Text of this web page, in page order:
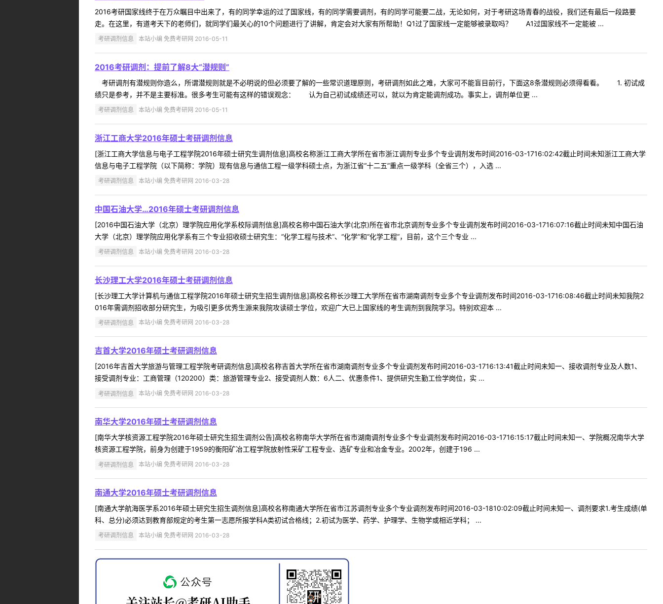
2016考研国家线终于在万众瞩目中出来了，有的同学幸运的过了国家线，有的同学需要调剂，有的同学可能要二战，无论如何，对于考研这场青春的战役，我们还有最后一段路要
走。在这里，有道考天下的老师们，就同学们最关心的10个问题进行了讲解，肯定会对大家有所帮助！Q1过了国家线一定能够被录取吗？ A1过国家线不一定能被 ...
考研调剂信息 本站小编 免费考研网 2016-05-11
2016考研调剂：提前了解8大“潜规则”
考研调剂有潜规则你造么，所谓潜规则就是不必明说的但必须要了解的一些常识道理原则，考研调剂如此之难，大家可不能盲目前行，下面这8条潜规则必须得看看。 1. 初试成
绩只是参考，并不是主要标准。很多考生可能有这样的错误观念： 认为自己初试成绩还可以，就以为肯定能调剂成功。事实上，调剂单位更 ...
考研调剂信息 本站小编 免费考研网 2016-05-11
浙江工商大学2016年硕士考研调剂信息
[浙江工商大学信息与电子工程学院2016年硕士研究生调剂信息]高校名称浙江工商大学所在省市浙江调剂专业多个专业调剂发布时间2016-03-1716:02:42截止时间未知浙江工商大学
信息与电子工程学院（以下简称：学院）现有信息与通信工程一级学科硕士点，为浙江省“十二五”重点一级学科（全省三个），入选 ...
考研调剂信息 本站小编 免费考研网 2016-03-28
中国石油大学…2016年硕士考研调剂信息
[2016中国石油大学（北京）理学院应用化学系校际调剂信息]高校名称中国石油大学(北京)所在省市北京调剂专业多个专业调剂发布时间2016-03-1716:07:16截止时间未知中国石油
大学（北京）理学院应用化学系有三个专业招收硕士研究生：“化学工程与技术”、“化学”和“化学工程”，目前，这个三个专业 ...
考研调剂信息 本站小编 免费考研网 2016-03-28
长沙理工大学2016年硕士考研调剂信息
[长沙理工大学计算机与通信工程学院2016年硕士研究生招生调剂信息]高校名称长沙理工大学所在省市湖南调剂专业多个专业调剂发布时间2016-03-1716:08:46截止时间未知我院2
016年需调剂招收部分研究生，为吸引更多优秀生源来我院攻读硕士学位，欢迎广大已上国家线的考生调剂到我院学习。特别欢迎本 ...
考研调剂信息 本站小编 免费考研网 2016-03-28
吉首大学2016年硕士考研调剂信息
[2016年吉首大学旅游与管理工程学院考研调剂信息]高校名称吉首大学所在省市湖南调剂专业多个专业调剂发布时间2016-03-1716:13:41截止时间未知一、接收调剂专业及人数1、
接受调剂专业：工商管理（120200）类：旅游管理专业2、接受调剂人数：6人二、优惠条件1、提供研究生勤工俭学岗位，实 ...
考研调剂信息 本站小编 免费考研网 2016-03-28
南华大学2016年硕士考研调剂信息
[南华大学核资源工程学院2016年硕士研究生招生调剂公告]高校名称南华大学所在省市湖南调剂专业多个专业调剂发布时间2016-03-1716:15:17截止时间未知一、学院概况南华大学
核资源工程学院，前身为创建于1959的衡阳矿冶工程学院放射性采矿工程专业、选矿专业和冶金专业。2002年，创建于196 ...
考研调剂信息 本站小编 免费考研网 2016-03-28
南通大学2016年硕士考研调剂信息
[南通大学航海医学系2016年硕士研究生招生调剂信息]高校名称南通大学所在省市江苏调剂专业多个专业调剂发布时间2016-03-1810:02:09截止时间未知一、调剂要求1.考生成绩(单
科、总分)必须达到教育部规定的考生第一志愿所报学科A类初试合格线；2.初试为医学、药学、护理学、生物学或相近学科； ...
考研调剂信息 本站小编 免费考研网 2016-03-28